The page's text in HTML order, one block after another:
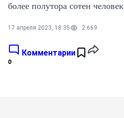
более полутора сотен человек
17 апреля 2023, 18:35 2 669
Комментарии
0